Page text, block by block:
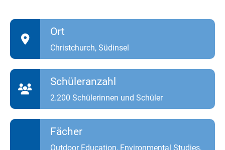
Ort
Christchurch, Südinsel
Schüleranzahl
2.200 Schülerinnen und Schüler
Fächer
Outdoor Education, Environmental Studies,